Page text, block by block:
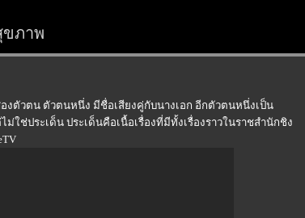
ขภาพ
งตัวตน ตัวตนหนึ่ง มีชื่อเสียงคู่กับนางเอก อีกตัวตนหนึ่งเป็น
ใช่ประเด็น ประเด็นคือเนื้อเรื่องที่มีทั้งเรื่องราวในราชสำนักชิง